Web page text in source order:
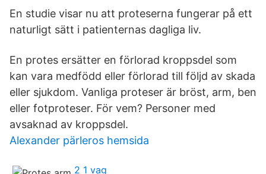
En studie visar nu att proteserna fungerar på ett
naturligt sätt i patienternas dagliga liv.
En protes ersätter en förlorad kroppsdel som
kan vara medfödd eller förlorad till följd av skada
eller sjukdom. Vanliga proteser är bröst, arm, ben
eller fotproteser. För vem? Personer med
avsaknad av kroppsdel.
Alexander pärleros hemsida
2 1 vag